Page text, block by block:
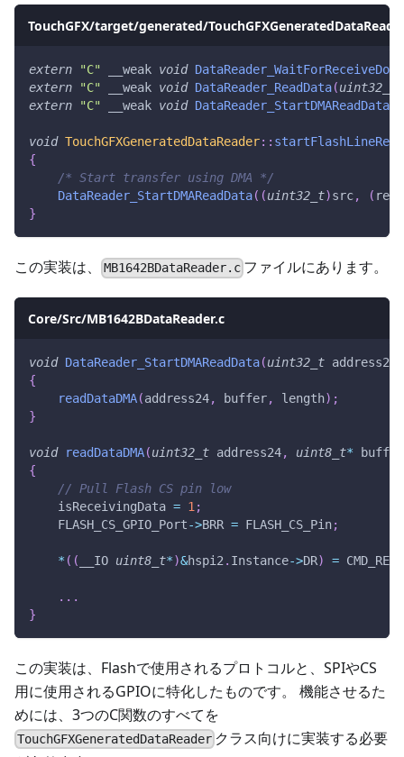
TouchGFX/target/generated/
extern "C" __weak void DataReader_WaitForReceiveDone
extern
"C" __weak void DataReader_ReadData(uint32_t
extern
"C" __weak void DataReader_StartDMAReadData
void TouchGFXGeneratedDataReader:: startFlashLineRead
{
/* Start transfer using DMA */
DataReader_StartDMAReadData( (uint32_t)src, (
}
この実装は、 MB1642BDataReader.c ファイルにあります。
Core/Src/MB1642BDataReader.c
void DataReader_StartDMAReadData(uint32_t address24
{
readDataDMA(address24, buffer, length) ;
}
void readDataDMA(uint32_t address24, uint8_t* buffer
{
// Pull Flash CS pin low
    isReceivingData
= 1 ;
    FLASH_CS_GPIO_Port
->BRR = FLASH_CS_Pin;
* ( ( __IO uint8_t*)&hspi2 . Instance->DR) = CMD_READ
. . .
}
この実装は、Flashで使用されるプロトコルと、SPIやCS
用に使用されるGPIOに特化したものです。 機能させるた
めには、3つのC関数のすべてを
TouchGFXGeneratedDataReader クラス向けに実装する必要